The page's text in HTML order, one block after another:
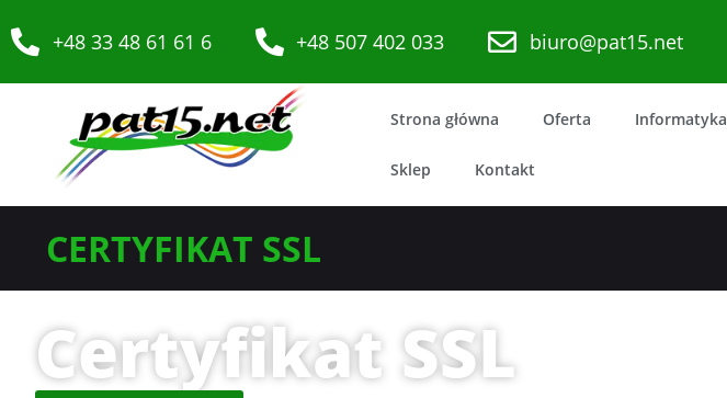
+48 33 48 61 61 6 +48 507 402 033 biuro@pat15.net
Strona główna Oferta Informatyka
Sklep Kontakt
CERTYFIKAT SSL
Certyfikat SSL